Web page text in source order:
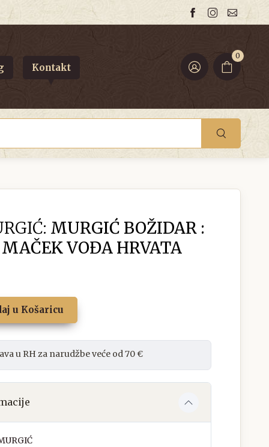
0
Kontakt
MURGIĆ BOŽIDAR :
VOĐA HRVATA
u Košaricu
u RH za narudžbe veće od 70 €